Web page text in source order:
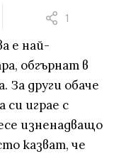
1
е най-
обгърнат в
За други обаче
си играе с
изненадващо
казват, че